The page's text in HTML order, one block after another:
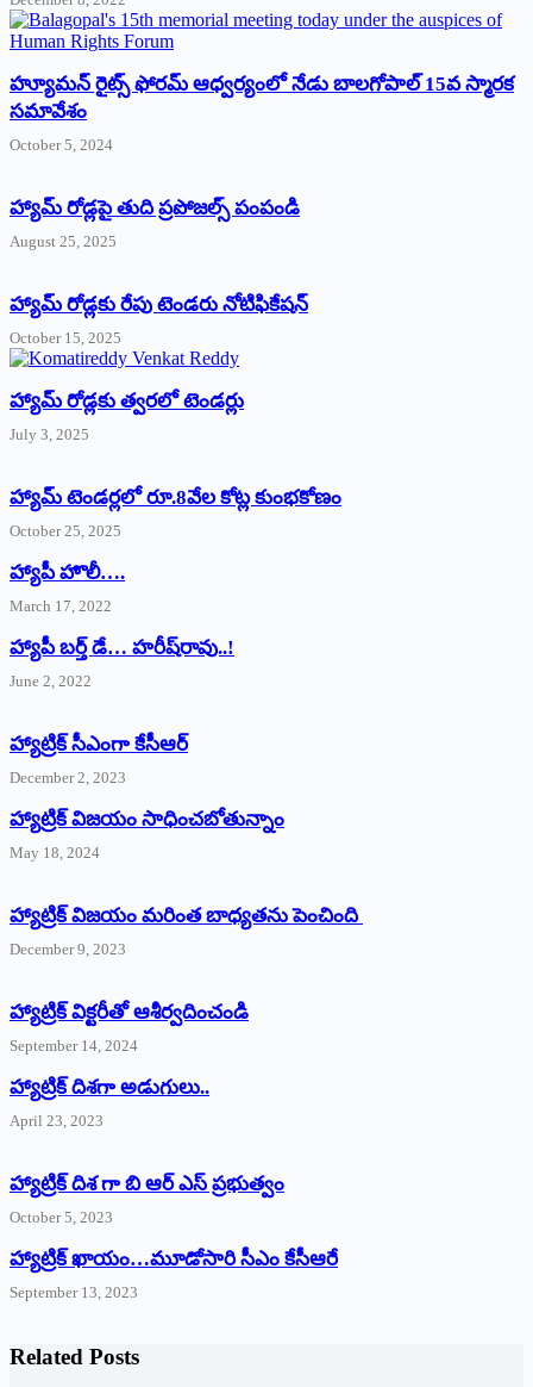
హ్యూమన్‌ రైట్స్‌ ఫోరమ్‌ ఆధ్వర్యంలో నేడు బాలగోపాల్‌ 15వ స్మారక
సమావేశం
October 5, 2024
హ్యామ్‌ రోడ్లపై తుది ప్రపోజల్స్‌ పంపండి
August 25, 2025
హ్యామ్‌ రోడ్లకు రేపు టెండరు నోటిఫికేషన్‌
October 15, 2025
హ్యామ్‌ రోడ్లకు త్వరలో టెండర్లు
July 3, 2025
హ్యామ్‌ ‌టెండర్లలో రూ.8వేల కోట్ల కుంభకోణం
October 25, 2025
హ్యాపీ హొలీ….
March 17, 2022
హ్యాపీ బర్త్ ‌డే… హరీష్‌రావు..!
June 2, 2022
హ్యాట్రిక్‌ ‌సీఎంగా కేసీఆర్‌
December 2, 2023
హ్యాట్రిక్‌ విజయం సాధించబోతున్నాం
May 18, 2024
హ్యాట్రిక్ విజయం మరింత బాధ్యతను పెంచింది
December 9, 2023
హ్యాట్రిక్‌ ‌విక్టరీతో ఆశీర్వదించండి
September 14, 2024
‌హ్యాట్రిక్‌ ‌దిశగా అడుగులు..
April 23, 2023
హ్యాట్రిక్ దిశ గా బి ఆర్ ఎస్ ప్రభుత్వం
October 5, 2023
హ్యాట్రిక్‌ ‌ఖాయం…మూడోసారి సీఎం కేసీఆరే
September 13, 2023
Related Posts